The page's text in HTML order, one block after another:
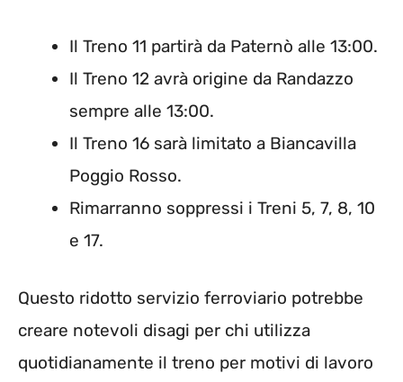
Il Treno 11 partirà da Paternò alle 13:00.
Il Treno 12 avrà origine da Randazzo
sempre alle 13:00.
Il Treno 16 sarà limitato a Biancavilla
Poggio Rosso.
Rimarranno soppressi i Treni 5, 7, 8, 10
e 17.
Questo ridotto servizio ferroviario potrebbe
creare notevoli disagi per chi utilizza
quotidianamente il treno per motivi di lavoro